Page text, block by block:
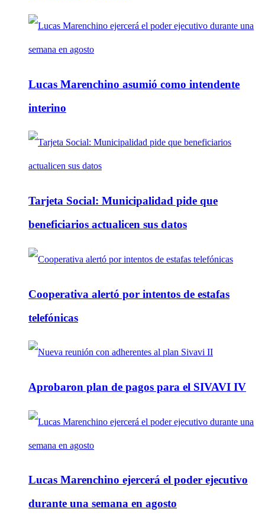
Lucas Marenchino asumió como intendente
interino
Tarjeta Social: Municipalidad pide que
beneficiarios actualicen sus datos
Cooperativa alertó por intentos de estafas
telefónicas
Aprobaron plan de pagos para el SIVAVI IV
Lucas Marenchino ejercerá el poder ejecutivo
durante una semana en agosto